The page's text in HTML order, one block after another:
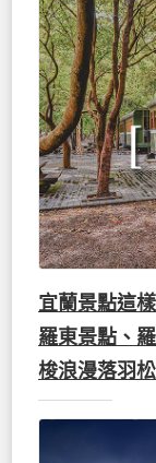
宜蘭景點這
羅東景點、
梭浪漫落羽松